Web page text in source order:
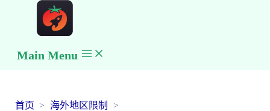
Main Menu
首页
海外地区限制